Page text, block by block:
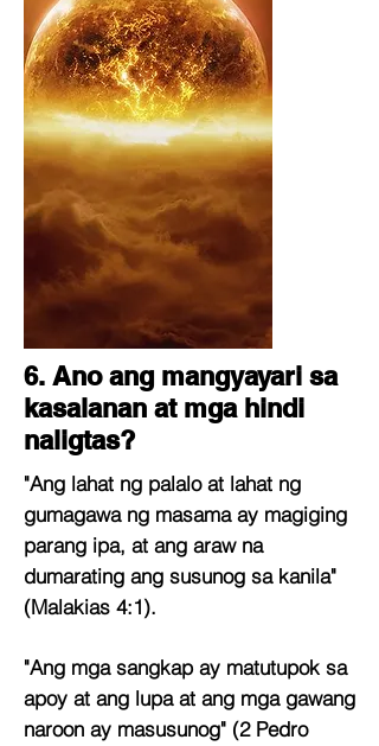
6. Ano ang mangyayari sa
kasalanan at mga hindi
naligtas?
"Ang lahat ng palalo at lahat ng
gumagawa ng masama ay magiging
parang ipa, at ang araw na
dumarating ang susunog sa kanila"
(Malakias 4:1).
"Ang mga sangkap ay matutupok sa
apoy at ang lupa at ang mga gawang
naroon ay masusunog" (2 Pedro